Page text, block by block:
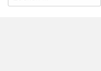
naar: